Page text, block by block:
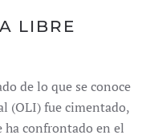
LIBRE
de lo que se conoce
(OLI) fue cimentado,
ha confrontado en el